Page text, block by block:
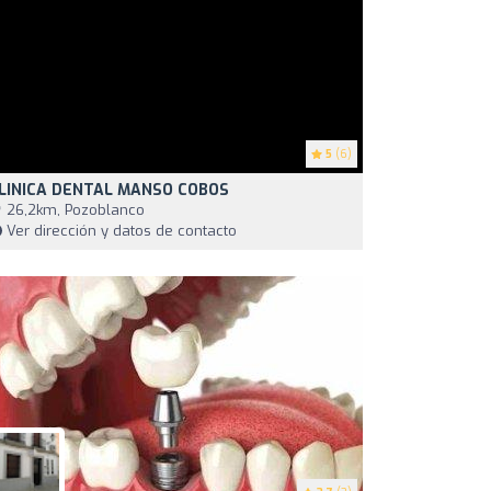
5 (6)
DENTAL MANSO COBOS
26,2km, Pozoblanco
Ver dirección y datos de contacto